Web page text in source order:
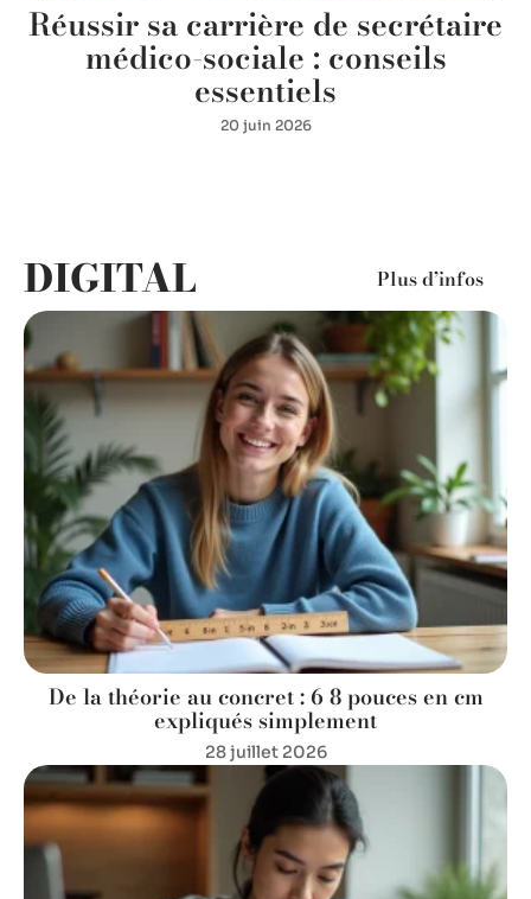
Réussir sa carrière de secrétaire
médico-sociale : conseils
essentiels
20 juin 2026
DIGITAL Plus d’infos
De la théorie au concret : 6 8 pouces en cm
expliqués simplement
28 juillet 2026